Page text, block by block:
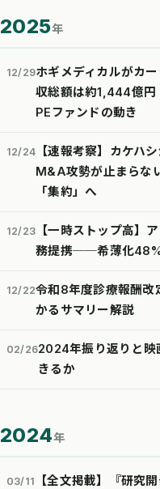
2025年
12/29ホギメディカルがカ
収総額は約1,444億円
PEファンドの動き
12/24
【速報考察】カケハ
M&A攻勢が止まらな
「集約」へ
12/23
【一時ストップ高】
務提携──希薄化48%
12/22令和8年度診療報酬
かるサマリー解説
02/262024年振り返りと映
きるか
2024年
03/11
【全文掲載】『研究